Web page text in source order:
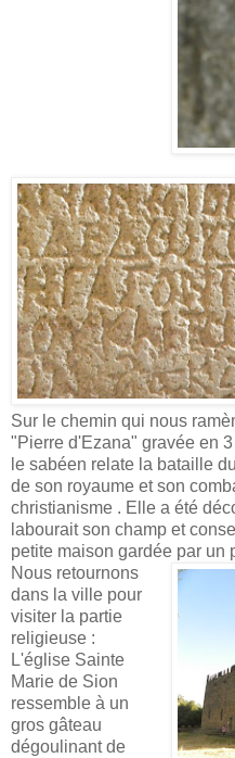
Sur le chemin qui nous
"Pierre d'Ezana" gravée en
le sabéen relate la bataille
de son royaume et son
christianisme . Elle a été
labourait son champ et
petite maison gardée par un
Nous retournons
dans la ville pour
visiter la partie
religieuse :
L'église Sainte
Marie de Sion
ressemble à un
gros gâteau
dégoulinant de